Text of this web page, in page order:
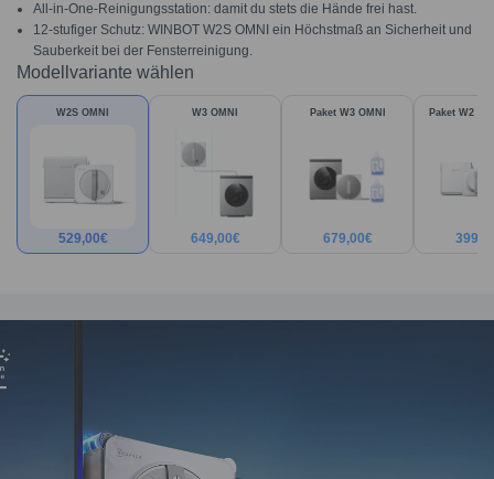
All-in-One-Reinigungsstation: damit du stets die Hände frei hast.
12-stufiger Schutz: WINBOT W2S OMNI ein Höchstmaß an Sicherheit und
Sauberkeit bei der Fensterreinigung.
Modellvariante wählen
W2S OMNI
529,00€
W3 OMNI
649,00€
Paket W3 OMNI
679,00€
Paket W2